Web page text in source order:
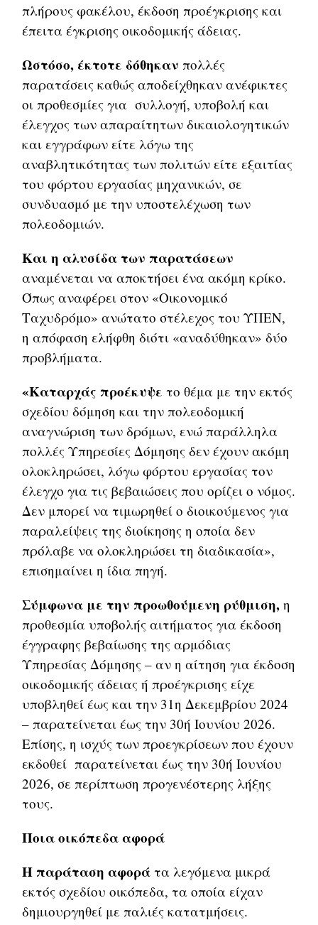
πλήρους φακέλου, έκδοση προέγκρισης και
έπειτα έγκρισης οικοδομικής άδειας.
Ωστόσο, έκτοτε δόθηκαν πολλές
παρατάσεις καθώς αποδείχθηκαν ανέφικτες
οι προθεσμίες για συλλογή, υποβολή και
έλεγχος των απαραίτητων δικαιολογητικών
και εγγράφων είτε λόγω της
αναβλητικότητας των πολιτών είτε εξαιτίας
του φόρτου εργασίας μηχανικών, σε
συνδυασμό με την υποστελέχωση των
πολεοδομιών.
Και η αλυσίδα των παρατάσεων
αναμένεται να αποκτήσει ένα ακόμη κρίκο.
Όπως αναφέρει στον «Οικονομικό
Ταχυδρόμο» ανώτατο στέλεχος του ΥΠΕΝ,
η απόφαση ελήφθη διότι «αναδύθηκαν» δύο
προβλήματα.
«Καταρχάς προέκυψε το θέμα με την εκτός
σχεδίου δόμηση και την πολεοδομική
αναγνώριση των δρόμων, ενώ παράλληλα
πολλές Υπηρεσίες Δόμησης δεν έχουν ακόμη
ολοκληρώσει, λόγω φόρτου εργασίας τον
έλεγχο για τις βεβαιώσεις που ορίζει ο νόμος.
Δεν μπορεί να τιμωρηθεί ο διοικούμενος για
παραλείψεις της διοίκησης η οποία δεν
πρόλαβε να ολοκληρώσει τη διαδικασία»,
επισημαίνει η ίδια πηγή.
Σύμφωνα με την προωθούμενη ρύθμιση, η
προθεσμία υποβολής αιτήματος για έκδοση
έγγραφης βεβαίωσης της αρμόδιας
Υπηρεσίας Δόμησης – αν η αίτηση για έκδοση
οικοδομικής άδειας ή προέγκρισης είχε
υποβληθεί έως και την 31η Δεκεμβρίου 2024
– παρατείνεται έως την 30ή Ιουνίου 2026.
Επίσης, η ισχύς των προεγκρίσεων που έχουν
εκδοθεί παρατείνεται έως την 30ή Ιουνίου
2026, σε περίπτωση προγενέστερης λήξης
τους.
Ποια οικόπεδα αφορά
Η παράταση αφορά τα λεγόμενα μικρά
εκτός σχεδίου οικόπεδα, τα οποία είχαν
δημιουργηθεί με παλιές κατατμήσεις.